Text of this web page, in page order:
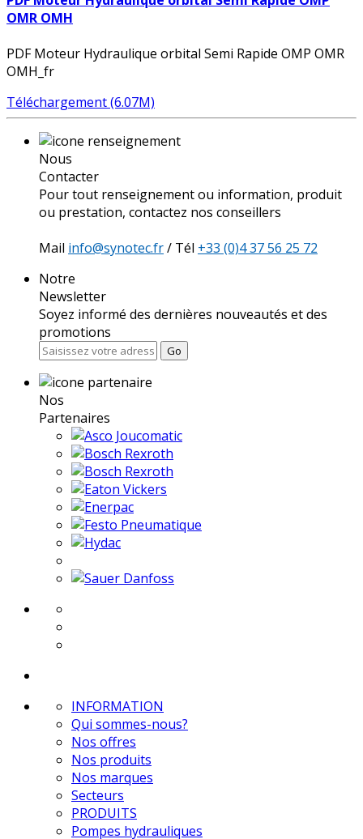
OMR OMH
PDF Moteur Hydraulique orbital Semi Rapide OMP OMR
OMH_fr
Téléchargement (6.07M)
Nous
Contacter
Pour tout renseignement ou information, produit
ou prestation, contactez nos conseillers
Mail info@synotec.fr/ Tél +33 (0)4 37 56 25 72
Notre
Newsletter
Soyez informé des dernières nouveautés et des
promotions
Go
Nos
Partenaires
INFORMATION
Qui sommes-nous?
Nos offres
Nos produits
Nos marques
Secteurs
PRODUITS
Pompes hydrauliques